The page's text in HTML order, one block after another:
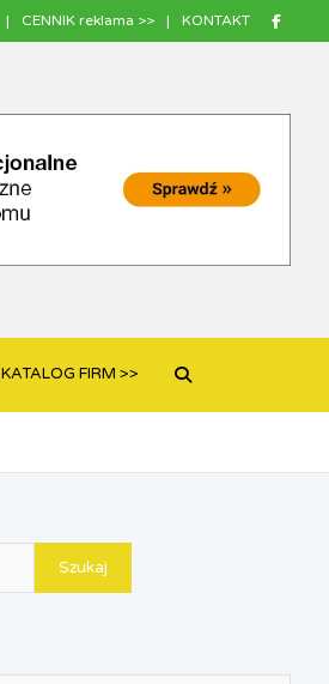
CENNIK reklama >> KONTAKT
KATALOG FIRM >>
Szukaj